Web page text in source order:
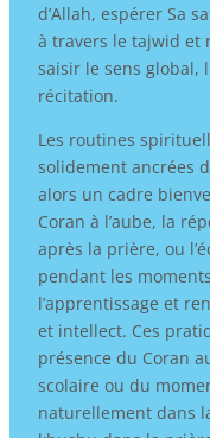
d’Allah, espérer Sa
à travers le tajwid et
saisir le sens global,
récitation.
Les routines
solidement ancrées
alors un cadre
Coran à l’aube, la
après la prière, ou
pendant les
l’apprentissage et
et intellect. Ces
présence du Coran
scolaire ou du
naturellement dans